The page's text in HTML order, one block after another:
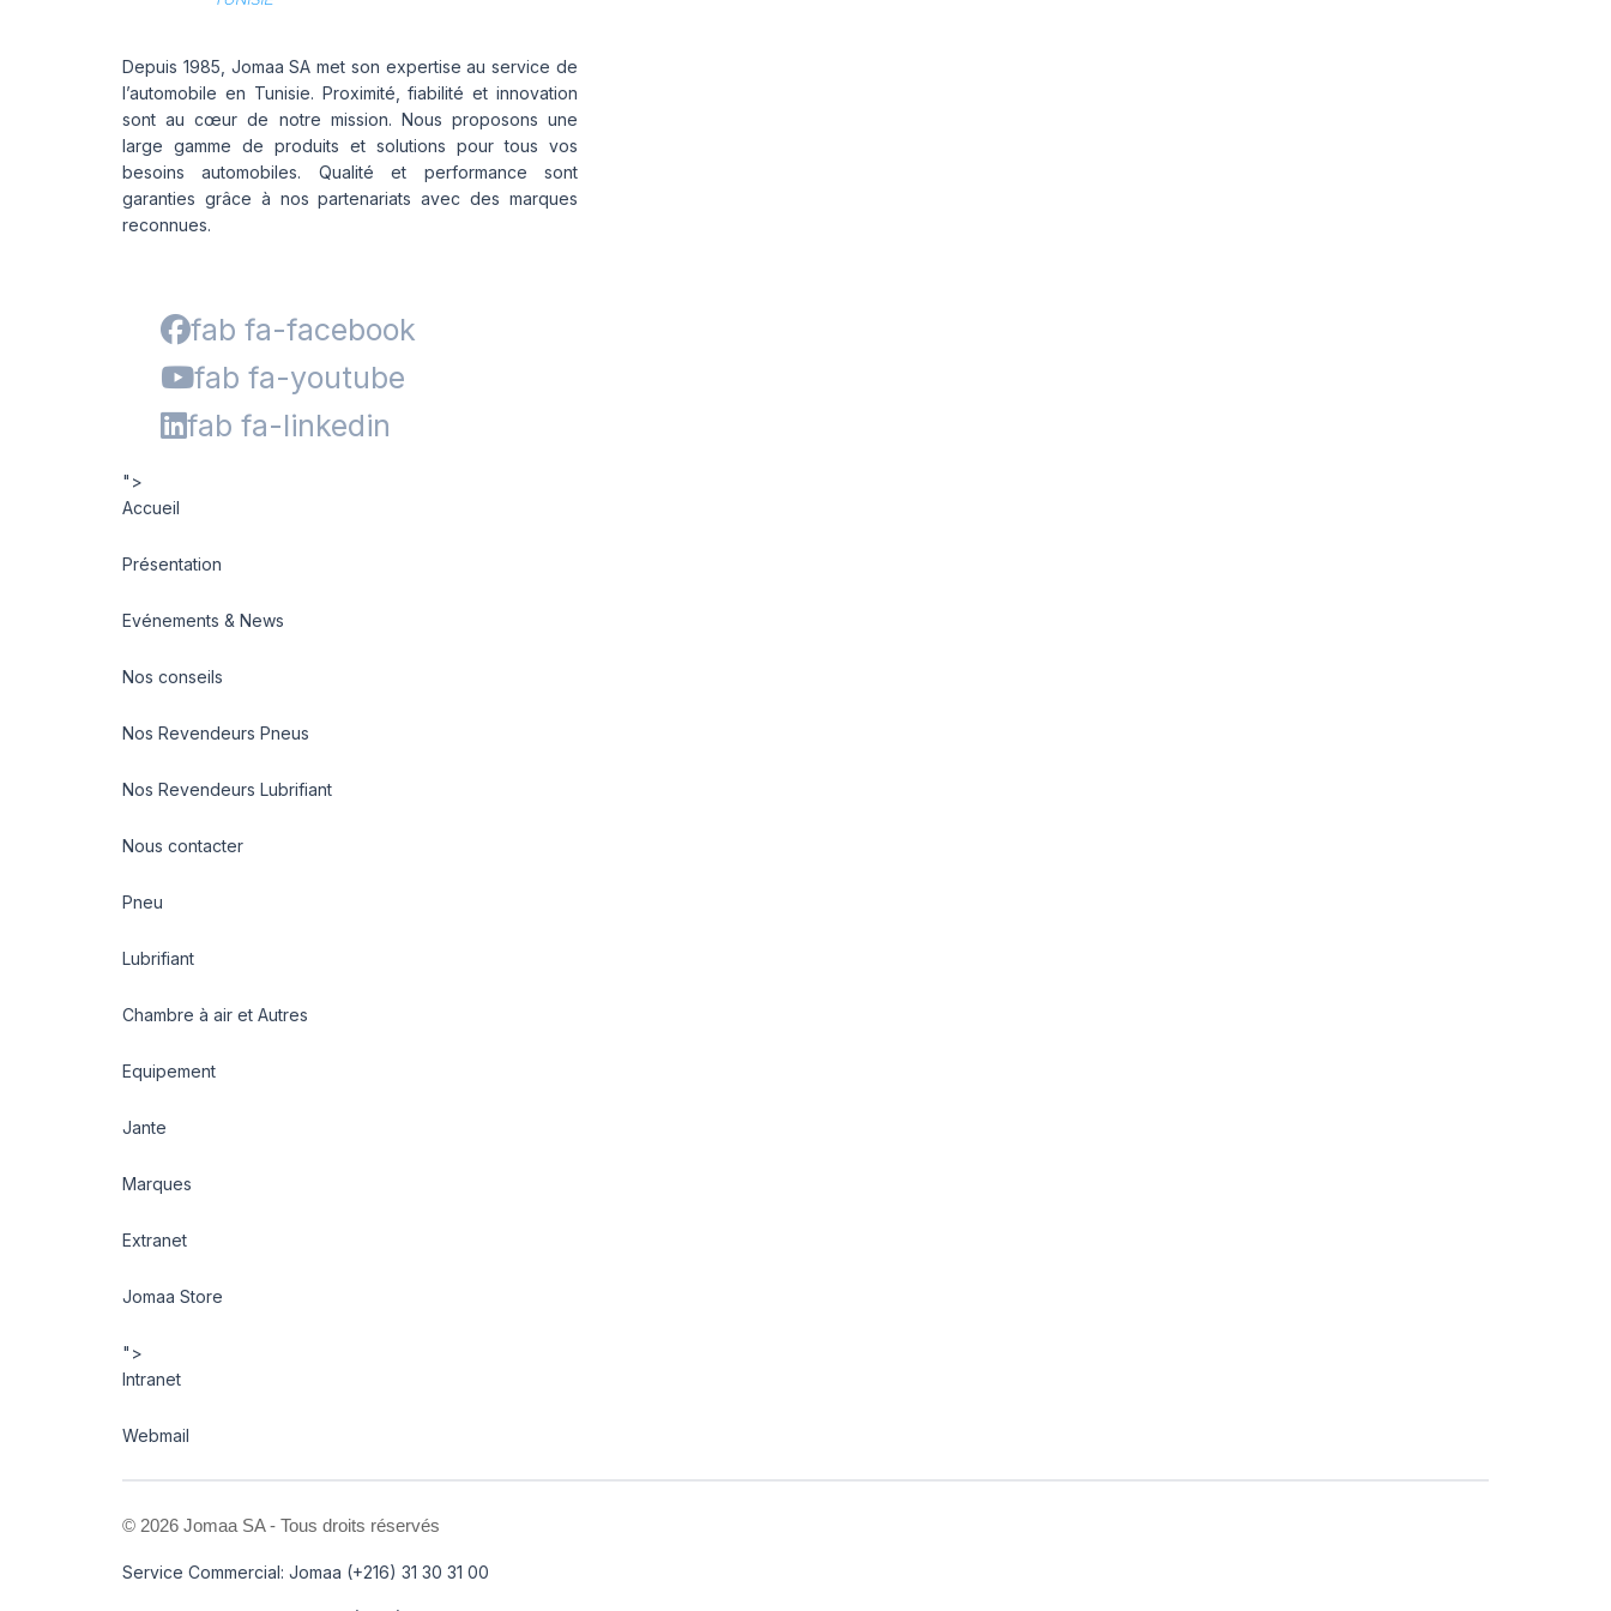
Depuis 1985, Jomaa SA met son expertise au service de
l’automobile en Tunisie. Proximité, fiabilité et innovation
sont au cœur de notre mission. Nous proposons une
large gamme de produits et solutions pour tous vos
besoins automobiles. Qualité et performance sont
garanties grâce à nos partenariats avec des marques
reconnues.
fab fa-facebook
fab fa-youtube
fab fa-linkedin
">
Accueil
Présentation
Evénements & News
Nos conseils
Nos Revendeurs Pneus
Nos Revendeurs Lubrifiant
Nous contacter
Pneu
Lubrifiant
Chambre à air et Autres
Equipement
Jante
Marques
Extranet
Jomaa Store
">
Intranet
Webmail
© 2026 Jomaa SA - Tous droits réservés
Service Commercial: Jomaa (+216) 31 30 31 00